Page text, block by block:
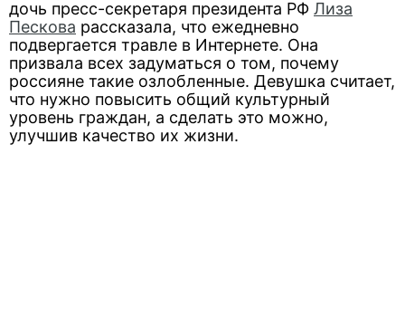
дочь пресс-секретаря президента РФ Лиза
Пескова рассказала, что ежедневно
подвергается травле в Интернете. Она
призвала всех задуматься о том, почему
россияне такие озлобленные. Девушка считает,
что нужно повысить общий культурный
уровень граждан, а сделать это можно,
улучшив качество их жизни.